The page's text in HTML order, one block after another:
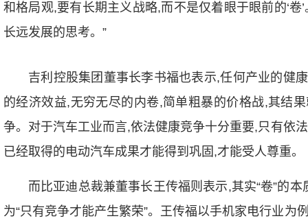
和格局观,要有长期主义战略,而不是仅着眼于眼前的‘
长远发展的思考。”
吉利控股集团董事长李书福也表示,任何产业的健
的经济效益,无穷无尽的内卷,简单粗暴的价格战,其结
争。对于汽车工业而言,依法健康竞争十分重要,只有依
已经取得的电动汽车成果才能得到巩固,才能受人尊重。
而比亚迪总裁兼董事长王传福则表示,其实“卷”的
为“只有竞争才能产生繁荣”。王传福以手机家电行业为